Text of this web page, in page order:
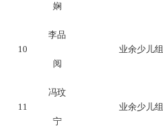
娴
10
李品
阅
业余少儿组
11
冯玟
宁
业余少儿组